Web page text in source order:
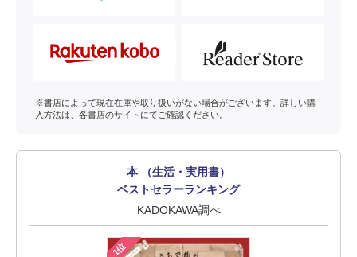
※書店によって現在在庫や取り扱いがない場合がございます。詳しい購
入方法は、各書店のサイトにてご確認ください。
本 （生活・実用書）
ベストセラーランキング
KADOKAWA調べ
1位